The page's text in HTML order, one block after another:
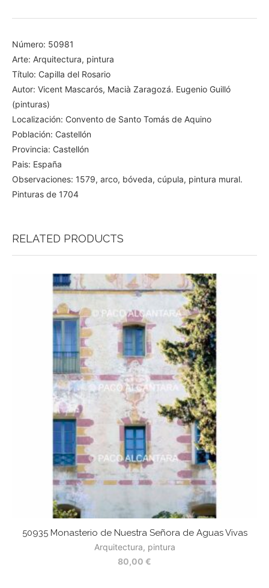
Número: 50981
Arte: Arquitectura, pintura
Título: Capilla del Rosario
Autor: Vicent Mascarós, Macià Zaragozá. Eugenio Guilló
(pinturas)
Localización: Convento de Santo Tomás de Aquino
Población: Castellón
Provincia: Castellón
Pais: España
Observaciones: 1579, arco, bóveda, cúpula, pintura mural.
Pinturas de 1704
RELATED PRODUCTS
50935 Monasterio de Nuestra Señora de Aguas Vivas
Arquitectura, pintura
80,00 €